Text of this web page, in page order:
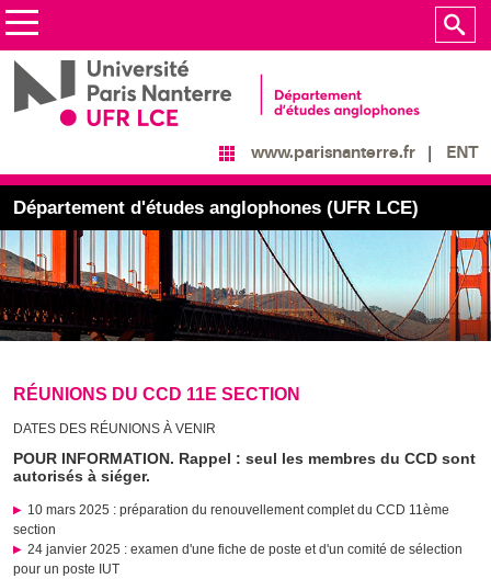
www.parisnanterre.fr ENT
Département d'études anglophones (UFR LCE)
RÉUNIONS DU CCD 11E SECTION
DATES DES RÉUNIONS À VENIR
POUR INFORMATION. Rappel : seul les membres du CCD sont
autorisés à siéger.
10 mars 2025 : préparation du renouvellement complet du CCD 11ème
section
24 janvier 2025 : examen d'une fiche de poste et d'un comité de sélection
pour un poste IUT